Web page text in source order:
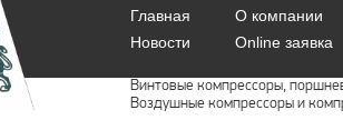
Главная
О компании
Новости
Online заявка
Винтовые компрессоры,
Воздушные компрессоры и